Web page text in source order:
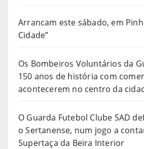
Arrancam este sábado, em
Cidade”
Os Bombeiros Voluntários da
150 anos de história com
acontecerem no centro da
O Guarda Futebol Clube SAD
o Sertanense, num jogo a
Supertaça da Beira Interior